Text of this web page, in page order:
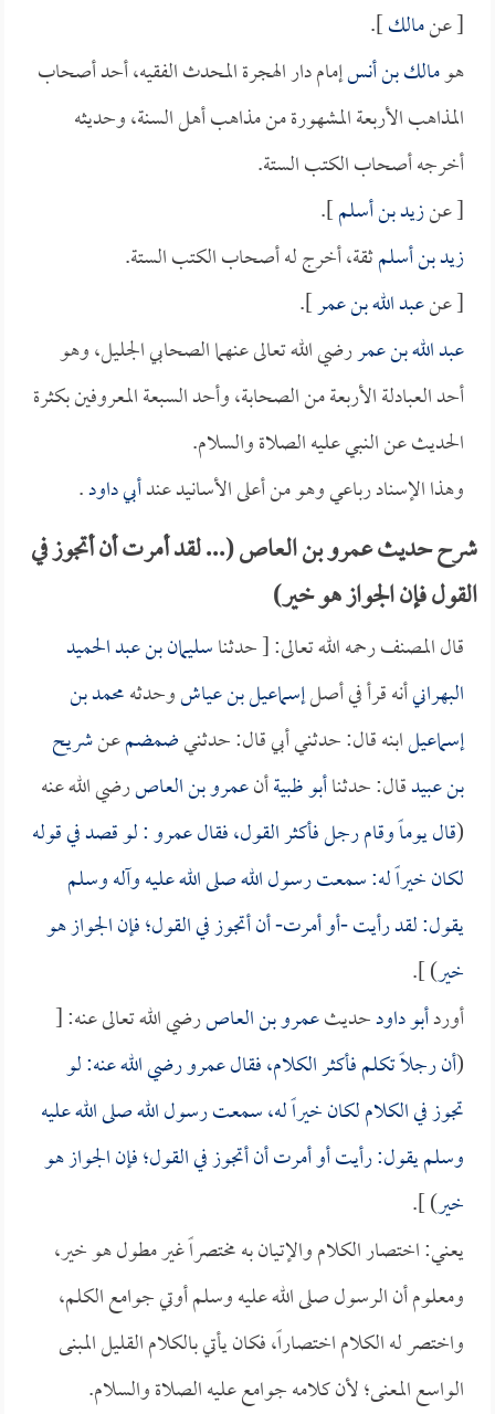
[ عنمالك].
هومالك بن أنسإمام دار الهجرة المحدث الفقيه، أحد أصحاب
المذاهب الأربعة المشهورة من مذاهب أهل السنة، وحديثه
أخرجه أصحاب الكتب الستة.
[ عنزيد بن أسلم].
زيد بن أسلمثقة، أخرج له أصحاب الكتب الستة.
[ عنعبد الله بن عمر].
عبد الله بن عمررضي الله تعالى عنهما الصحابي الجليل، وهو
أحد العبادلة الأربعة من الصحابة، وأحد السبعة المعروفين بكثرة
الحديث عن النبي عليه الصلاة والسلام.
وهذا الإسناد رباعي وهو من أعلى الأسانيد عندأبي داود.
شرح حديث عمرو بن العاص (... لقد أمرت أن أتجوز في
القول فإن الجواز هو خير)
قال المصنف رحمه الله تعالى: [ حدثناسليمان بن عبد الحميد
البهرانيأنه قرأ في أصلإسماعيل بن عياشوحدثهمحمد بن
إسماعيلابنه قال: حدثني أبي قال: حدثنيضمضمعنشريح
بن عبيدقال: حدثناأبو ظبيةأنعمرو بن العاصرضي الله عنه
(قال يوماً وقام رجل فأكثر القول، فقالعمرو: لو قصد في قوله
لكان خيراً له: سمعت رسول الله صلى الله عليه وآله وسلم
يقول: لقد رأيت -أو أمرت- أن أتجوز في القول؛ فإن الجواز هو
خير) ].
أوردأبو داودحديثعمرو بن العاصرضي الله تعالى عنه: [
(أن رجلاً تكلم فأكثر الكلام، فقالعمرورضي الله عنه: لو
تجوز في الكلام لكان خيراً له، سمعت رسول الله صلى الله عليه
وسلم يقول: رأيت أو أمرت أن أتجوز في القول؛ فإن الجواز هو
خير) ].
يعني: اختصار الكلام والإتيان به مختصراً غير مطول هو خير،
ومعلوم أن الرسول صلى الله عليه وسلم أوتي جوامع الكلم،
واختصر له الكلام اختصاراً، فكان يأتي بالكلام القليل المبنى
الواسع المعنى؛ لأن كلامه جوامع عليه الصلاة والسلام.